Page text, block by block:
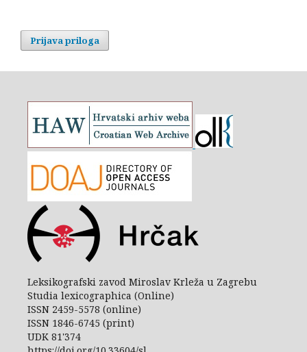
Prijava priloga
Leksikografski zavod Miroslav Krleža u Zagrebu
Studia lexicographica (Online)
ISSN 2459-5578 (online)
ISSN 1846-6745 (print)
UDK 81'374